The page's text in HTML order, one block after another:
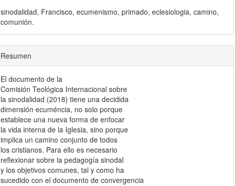
sinodalidad, Francisco, ecumenismo, primado, eclesiologia, camino,
comunión.
Resumen
El documento de la
Comisión Teológica Internacional sobre
la sinodalidad (2018) tiene una decidida
dimensión ecuméncia, no solo porque
establece una nueva forma de enfocar
la vida interna de la Iglesia, sino porque
implica un camino conjunto de todos
los cristianos. Para ello es necesario
reflexionar sobre la pedagogía sinodal
y los objetivos comunes, tal y como ha
sucedido con el documento de convergencia